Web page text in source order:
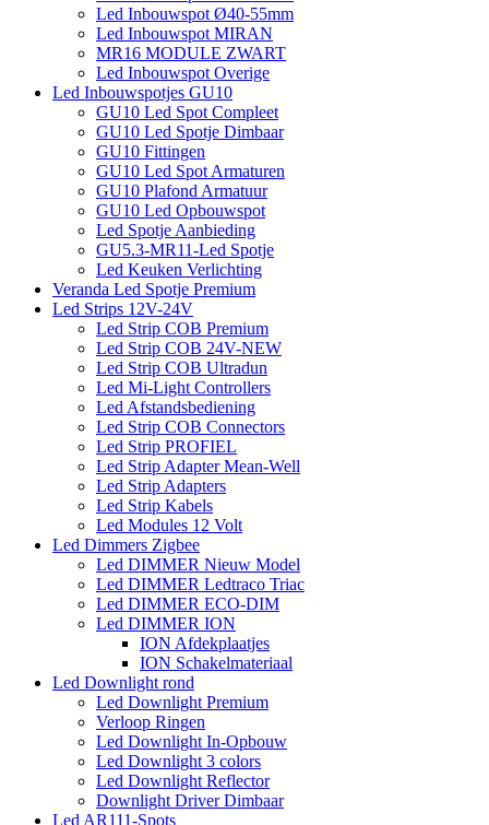
Led Inbouwspot Ø40-55mm
Led Inbouwspot MIRAN
MR16 MODULE ZWART
Led Inbouwspot Overige
Led Inbouwspotjes GU10
GU10 Led Spot Compleet
GU10 Led Spotje Dimbaar
GU10 Fittingen
GU10 Led Spot Armaturen
GU10 Plafond Armatuur
GU10 Led Opbouwspot
Led Spotje Aanbieding
GU5.3-MR11-Led Spotje
Led Keuken Verlichting
Veranda Led Spotje Premium
Led Strips 12V-24V
Led Strip COB Premium
Led Strip COB 24V-NEW
Led Strip COB Ultradun
Led Mi-Light Controllers
Led Afstandsbediening
Led Strip COB Connectors
Led Strip PROFIEL
Led Strip Adapter Mean-Well
Led Strip Adapters
Led Strip Kabels
Led Modules 12 Volt
Led Dimmers Zigbee
Led DIMMER Nieuw Model
Led DIMMER Ledtraco Triac
Led DIMMER ECO-DIM
Led DIMMER ION
ION Afdekplaatjes
ION Schakelmateriaal
Led Downlight rond
Led Downlight Premium
Verloop Ringen
Led Downlight In-Opbouw
Led Downlight 3 colors
Led Downlight Reflector
Downlight Driver Dimbaar
Led AR111-Spots